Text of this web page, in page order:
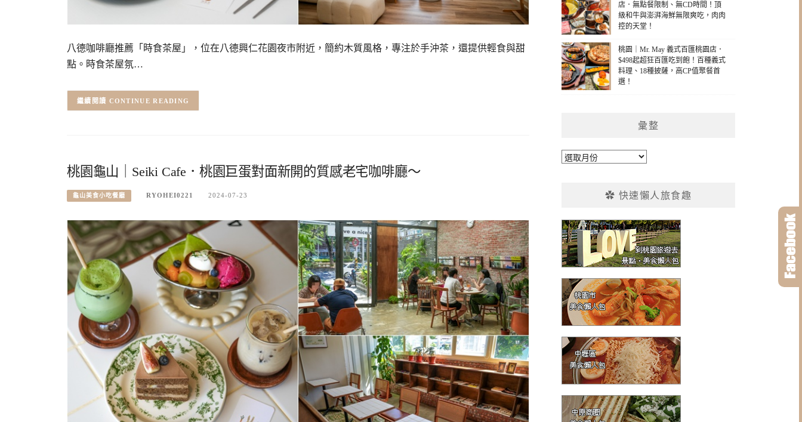
八德咖啡廳推薦「時食茶屋」，位在八德興仁花園夜市附近，簡約木質風格，專注於手沖茶，還提供輕食與甜
點。時食茶屋氛…
CONTINUE READING
桃園龜山｜Seiki Cafe．桃園巨蛋對面新開的質感老宅咖啡廳～
龜山美食小吃餐廳 RYOHEI0221 2024-07-23
店．無點餐限制、無CD時間！頂
級和牛與澎湃海鮮無限爽吃，肉肉
控的天堂！
桃園｜Mr. May 義式百匯桃園店．
$498起超狂百匯吃到飽！百種義式
料理、18種披薩，高CP值聚餐首
選！
彙整
彙
✿ 快速懶人旅食趣